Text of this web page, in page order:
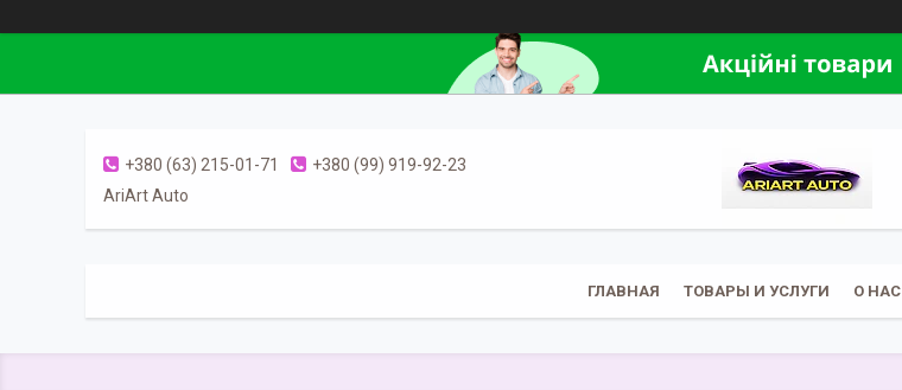
+380 (63) 215-01-71
+380 (99) 919-92-23
AriArt Auto
ГЛАВНАЯ ТОВАРЫ И УСЛУГИ О НАС